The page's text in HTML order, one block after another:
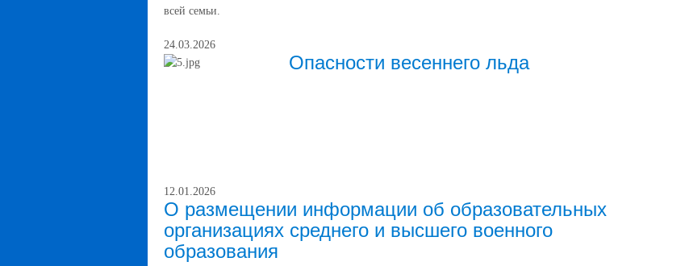
всей семьи.
24.03.2026
Опасности весеннего льда
12.01.2026
О размещении информации об образовательных
организациях среднего и высшего военного
образования